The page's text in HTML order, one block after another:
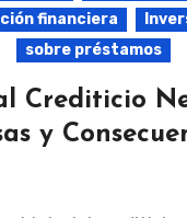
financiera
sobre préstamos
Crediticio
y